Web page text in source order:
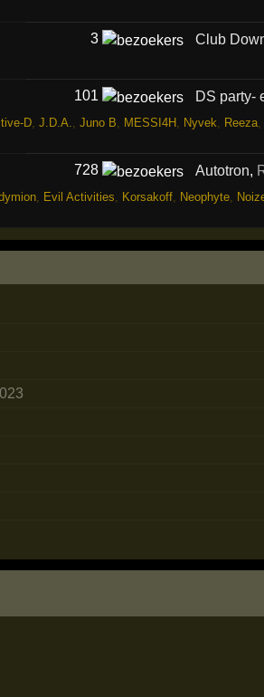
3 Club
101 DS party-
D, J.D.A. Juno B MESSI4H, Nyvek Reeza,
728 Autotron,
, Evil Activities Korsakoff, Neophyte,